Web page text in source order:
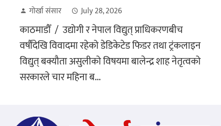
गोर्खा संसार July 28, 2026
काठमाडौँ / उद्योगी र नेपाल विद्युत् प्राधिकरणबीच
वर्षौंदेखि विवादमा रहेको डेडिकेटेड फिडर तथा ट्रंकलाइन
विद्युत् बक्यौता असुलीको विषयमा बालेन्द्र शाह नेतृत्वको
सरकारले चार महिना ब...